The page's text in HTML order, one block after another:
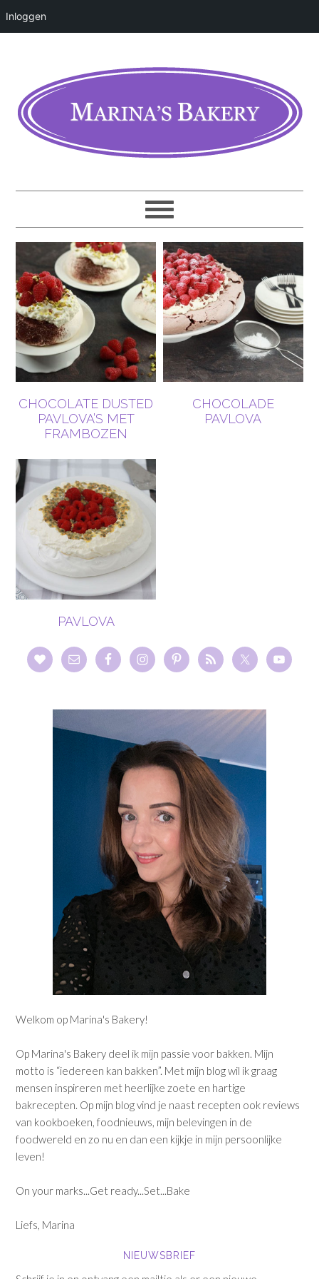
Inloggen
CHOCOLATE DUSTED
PAVLOVA’S MET
FRAMBOZEN
CHOCOLADE
PAVLOVA
PAVLOVA
Welkom op Marina's Bakery!
Op Marina's Bakery deel ik mijn passie voor bakken. Mijn
motto is “iedereen kan bakken”. Met mijn blog wil ik graag
mensen inspireren met heerlijke zoete en hartige
bakrecepten. Op mijn blog vind je naast recepten ook reviews
van kookboeken, foodnieuws, mijn belevingen in de
foodwereld en zo nu en dan een kijkje in mijn persoonlijke
leven!
On your marks...Get ready...Set...Bake
Liefs, Marina
NIEUWSBRIEF